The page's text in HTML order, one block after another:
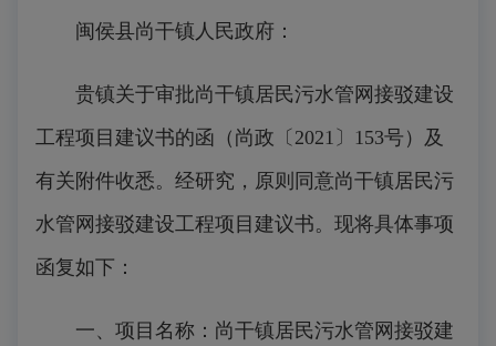
闽侯县尚干镇人民政府：
贵镇关于审批尚干镇居民污水管网接驳建设
工程项目建议书的函（尚政〔2021〕153号）及
有关附件收悉。经研究，原则同意尚干镇居民污
水管网接驳建设工程项目建议书。现将具体事项
函复如下：
一、项目名称：尚干镇居民污水管网接驳建